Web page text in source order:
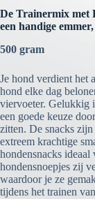
De Trainermix met
een handige
500 gram
Je hond verdient het
hond elke dag
viervoeter. Gelukkig
een goede keuze
zitten. De snacks
extreem krachtige
hondensnacks
hondensnoepjes zij
waardoor je ze
tijdens het trainen